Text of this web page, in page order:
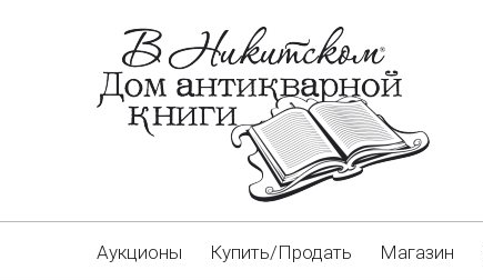
Аукционы Купить/Продать Магазин